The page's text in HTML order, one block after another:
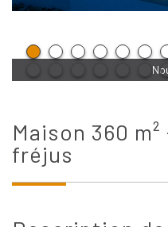
maison 360 m² - 6 pièces -
fréjus